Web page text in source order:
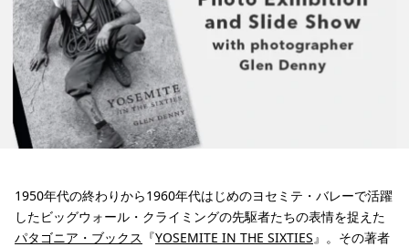
1950年代の終わりから1960年代はじめのヨセミテ・バレーで活躍
したビッグウォール・クライミングの先駆者たちの表情を捉えた
パタゴニア・ブックス 『YOSEMITE IN THE SIXTIES』。その著者